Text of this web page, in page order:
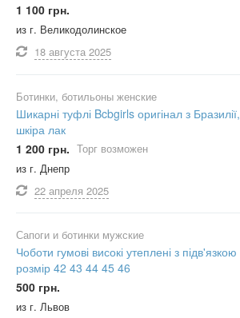
1 100 грн.
из г. Великодолинское
18 августа 2025
Ботинки, ботильоны женские
Шикарні туфлі Bcbgirls оригінал з Бразилії,
шкіра лак
1 200 грн. Торг возможен
из г. Днепр
22 апреля 2025
Сапоги и ботинки мужские
Чоботи гумові високі утеплені з підв'язкою
розмір 42 43 44 45 46
500 грн.
из г. Львов